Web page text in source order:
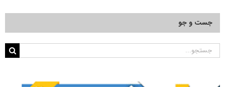
جست و جو
جستجو